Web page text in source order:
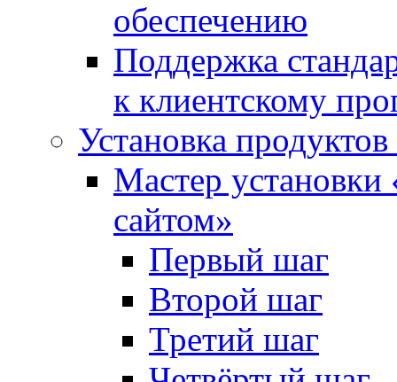
обеспечению
Поддержка
к клиентскому
Установка
Мастер
сайтом»
Первый шаг
Второй шаг
Третий шаг